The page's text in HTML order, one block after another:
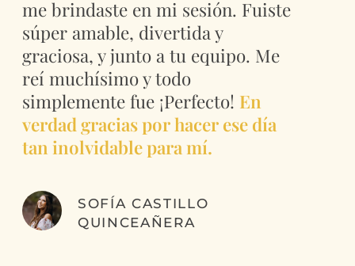
me brindaste en mi sesión. Fuiste
súper amable, divertida y
graciosa, y junto a tu equipo. Me
reí muchísimo y todo
simplemente fue ¡Perfecto! En
verdad gracias por hacer ese día
tan inolvidable para mí.
SOFÍA CASTILLO
QUINCEAÑERA